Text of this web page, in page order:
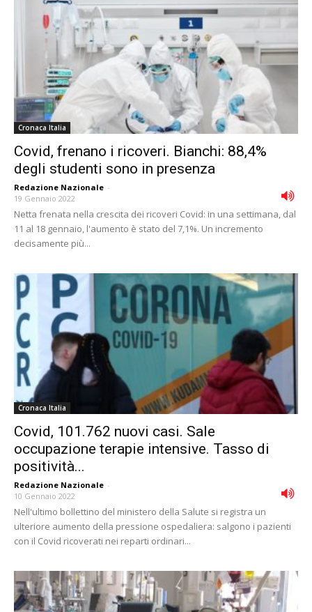
Cronaca Italia
Covid, frenano i ricoveri. Bianchi: 88,4%
degli studenti sono in presenza
Redazione Nazionale -
19 Gennaio 2022
Netta frenata nella crescita dei ricoveri Covid: in una settimana, dal
11 al 18 gennaio, l'aumento è stato del 7,1%. Un incremento
decisamente più...
Cronaca Italia
Covid, 101.762 nuovi casi. Sale
occupazione terapie intensive. Tasso di
positività...
Redazione Nazionale -
10 Gennaio 2022
Nell'ultimo bollettino del ministero della Salute si registra un
ulteriore aumento della pressione ospedaliera: salgono i pazienti
con il Covid ricoverati nei reparti ordinari...